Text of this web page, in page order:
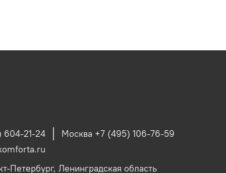
604-21-24
Москва +7 (495) 106-76-59
Петербург, Ленинградская область